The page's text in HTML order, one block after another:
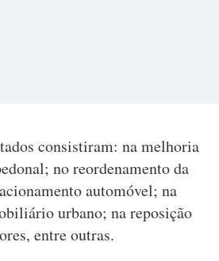
consistiram: na melhoria
no reordenamento da
automóvel; na
urbano; na reposição
entre outras.